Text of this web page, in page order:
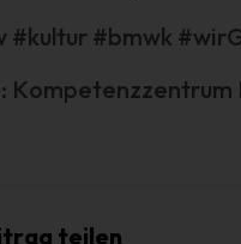
#kultur #bmwk
teilen